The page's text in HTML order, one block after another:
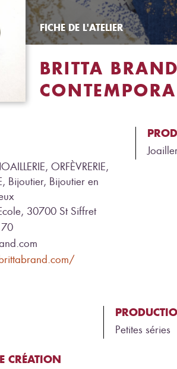
FICHE DE L'ATELIER
BRITTA
ORFÈVRERIE,
Bijoutier, Bijoutier en
30700 St Siffret
Petites séries
CRÉATION